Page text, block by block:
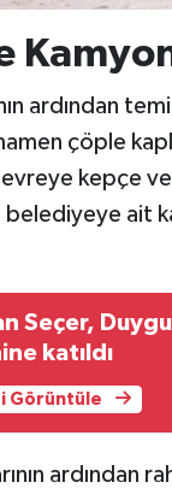
ardından
çöple
kepçe
belediyeye ait
Seçer,
katıldı
Görüntüle
ardından